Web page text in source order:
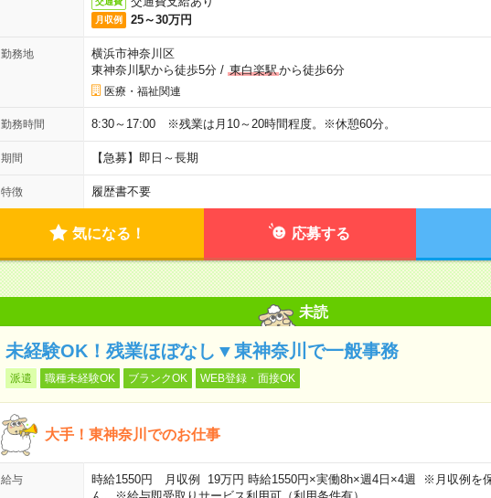
月収例 25～30万円
勤務地
横浜市神奈川区
東神奈川駅から徒歩5分/ 東白楽駅から徒歩6分
医療・福祉関連
勤務時間 8:30～17:00 ※残業は月10～20時間程度。※休憩60分。
期間 【急募】即日～長期
特徴 履歴書不要
気になる！ 応募する
未読
未経験OK！残業ほぼなし▼東神奈川で一般事務
派遣 職種未経験OK ブランクOK WEB登録・面接OK
大手！東神奈川でのお仕事
給与
時給1550円 月収例 19万円 時給1550円×実働8h×週4日×4週 ※月収例を